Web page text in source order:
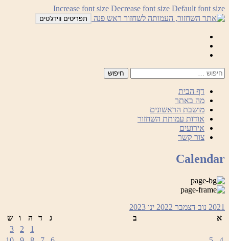
לדלג
לתוכן
Increase font size Decrease font size Default font size
תפריטים ווידג'טים
דף הבית
מה באתר
מושבת הראשונים
אודות עמותת השחזור
אירועים
צור קשר
Calendar
2021 נוב דצמבר 2022 ינו 2023
א
ב ג ד ה ו
ש
1
2
3